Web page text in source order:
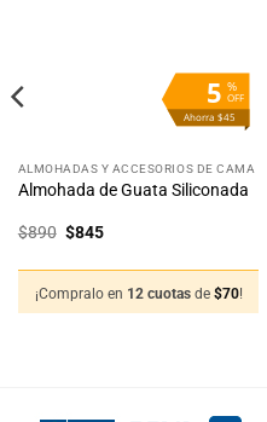
%
OFF
5
Ahorra $45
ALMOHADAS Y ACCESORIOS DE CAMA
Almohada de Guata Siliconada
$890 El
$890.
$845El
$845.
¡Compralo en 12 cuotas de $70!